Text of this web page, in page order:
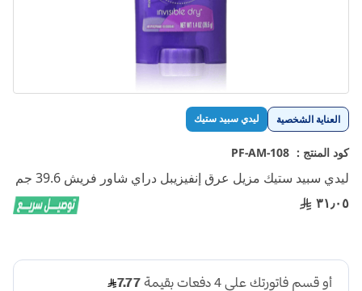
العناية الشخصية ليدي سبيد ستيك
كود المنتج : PF-AM-108
ليدي سبيد ستيك مزيل عرق إنفيزيبل دراي شاور فريش 39.6 جم
٣١٫٠٥
تخطي
إلى
بداية
معرض
الصور